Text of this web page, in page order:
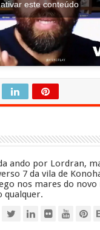
ativar este conteúdo
ando por Lordran,
7 da vila de
nos mares do novo
qualquer.